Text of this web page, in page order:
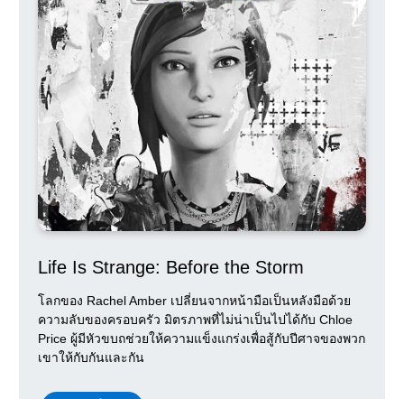
Life Is Strange: Before the Storm
โลกของ Rachel Amber เปลี่ยนจากหน้ามือเป็นหลังมือด้วย
ความลับของครอบครัว มิตรภาพที่ไม่น่าเป็นไปได้กับ Chloe
Price ผู้มีหัวขบถช่วยให้ความแข็งแกร่งเพื่อสู้กับปีศาจของพวก
เขาให้กับกันและกัน